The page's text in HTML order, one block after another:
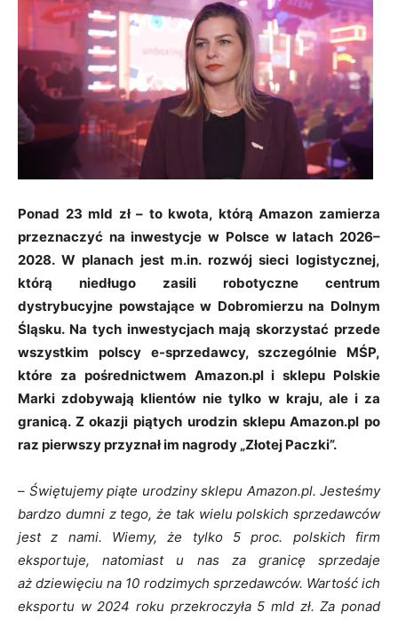
Ponad 23 mld zł – to kwota, którą Amazon zamierza
przeznaczyć na inwestycje w Polsce w latach 2026–
2028. W planach jest m.in. rozwój sieci logistycznej,
którą niedługo zasili robotyczne centrum
dystrybucyjne powstające w Dobromierzu na Dolnym
Śląsku. Na tych inwestycjach mają skorzystać przede
wszystkim polscy e-sprzedawcy, szczególnie MŚP,
które za pośrednictwem Amazon.pl i sklepu Polskie
Marki zdobywają klientów nie tylko w kraju, ale i za
granicą. Z okazji piątych urodzin sklepu Amazon.pl po
raz pierwszy przyznał im nagrody „Złotej Paczki”.
– Świętujemy piąte urodziny sklepu Amazon.pl. Jesteśmy
bardzo dumni z tego, że tak wielu polskich sprzedawców
jest z nami. Wiemy, że tylko 5 proc. polskich firm
eksportuje, natomiast u nas za granicę sprzedaje
aż dziewięciu na 10 rodzimych sprzedawców. Wartość ich
eksportu w 2024 roku przekroczyła 5 mld zł. Za ponad